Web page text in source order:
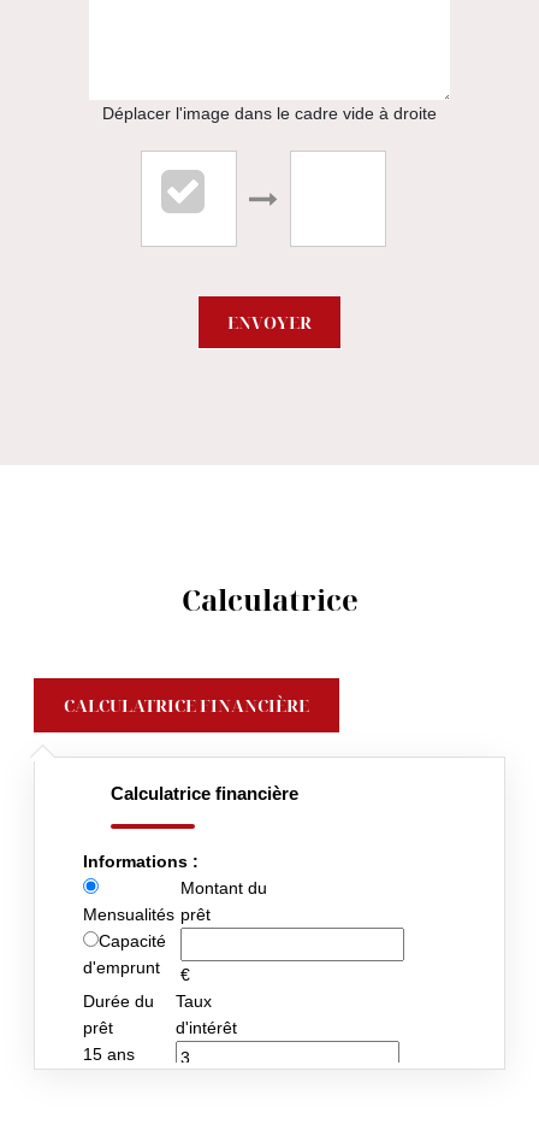
Déplacer l'image dans le cadre vide à droite
ENVOYER
Calculatrice
CALCULATRICE FINANCIÈRE